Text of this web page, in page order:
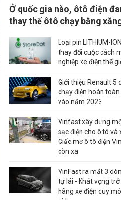
Ở quốc gia nào, ôtô điện
thay thế ôtô chạy bằng
Loại pin LITHIUM-
thay đổi cuộc cách
nghiệp xe điện thế
Giới thiệu Renault 5
chạy điện hoàn
vào năm 2023
Vinfast xây dựng
sạc điện cho ô tô và
Giấc mơ ô tô điện
còn xa
VinFast ra mắt 3
tự lái - Khát vọng
hãng xe điện quy